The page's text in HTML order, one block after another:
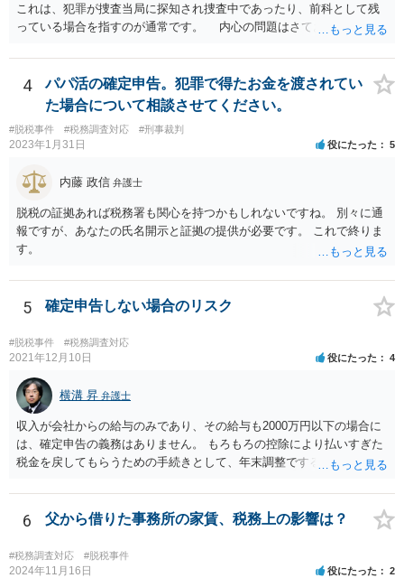
これは、犯罪が捜査当局に探知され捜査中であったり、前科として残
っている場合を指すのが通常です。 内心の問題はさておき、ご質問
4
パパ活の確定申告。犯罪で得たお金を渡されてい
た場合について相談させてください。
#脱税事件 #税務調査対応 #刑事裁判
2023年1月31日 役にたった 5
内藤 政信 弁護士
脱税の証拠あれば税務署も関心を持つかもしれないですね。 別々に通
報ですが、あなたの氏名開示と証拠の提供が必要です。 これで終りま
す。
5 確定申告しない場合のリスク
#脱税事件 #税務調査対応
2021年12月10日 役にたった 4
横溝 昇 弁護士
収入が会社からの給与のみであり、その給与も2000万円以下の場合に
は、確定申告の義務はありません。 もろもろの控除により払いすぎた
税金を戻してもらうための手続きとして、年末調整でするのか、確定
する義務がある場合で確定申告をしなかった場合には、税務署の調査
等があり、本来払うべき税金にプラスして加算税の処分を科される場
合もあります。 高額なものでもない限り単なる無申告だけでは直ちに
逮捕されないとは思います。
6 父から借りた事務所の家賃、税務上の影響は？
#税務調査対応 #脱税事件
2024年11月16日 役にたった 2